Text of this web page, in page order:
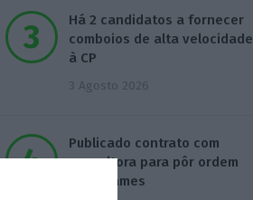
Há 2 candidatos a fornecer
comboios de alta velocidade
à CP
3 Agosto 2026
Publicado contrato com
consultora para pôr ordem
nos exames